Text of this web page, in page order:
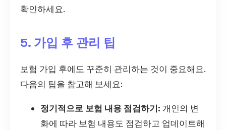
확인하세요.
5. 가입 후 관리 팁
보험 가입 후에도 꾸준히 관리하는 것이 중요해요.
다음의 팁을 참고해 보세요:
정기적으로 보험 내용 점검하기: 개인의 변
화에 따라 보험 내용도 점검하고 업데이트해